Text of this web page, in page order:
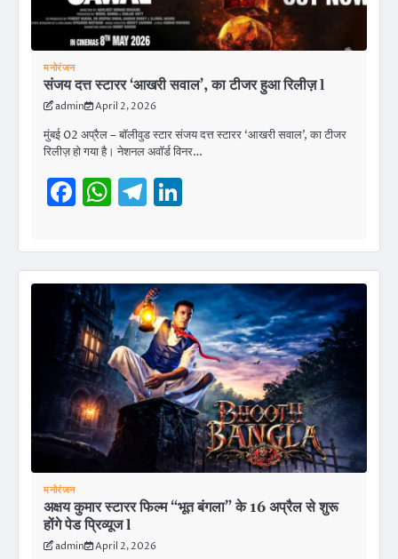
मनोरंजन
संजय दत्त स्टारर ‘आखरी सवाल’, का टीजर हुआ रिलीज़ l
admin April 2, 2026
मुंबई 02 अप्रैल – बॉलीवुड स्टार संजय दत्त स्टारर ‘आखरी सवाल’, का टीजर
रिलीज़ हो गया है। नेशनल अवॉर्ड विनर…
Facebook
WhatsApp
Telegram
मनोरंजन
अक्षय कुमार स्टारर फिल्म “भूत बंगला” के 16 अप्रैल से शुरू
होंगे पेड प्रिव्यूज l
admin April 2, 2026